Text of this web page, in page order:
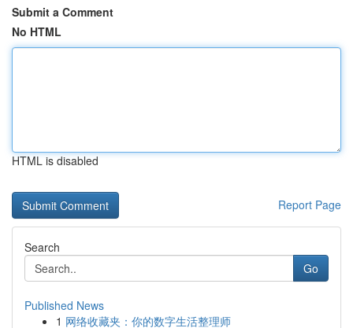
Submit a Comment
No HTML
HTML is disabled
Report Page
Search
Go
Published News
1 网络收藏夹：你的数字生活整理师